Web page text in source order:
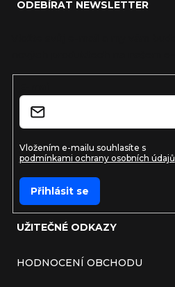
UŽITEČNÉ ODKAZY
HODNOCENÍ OBCHODU
ODEBÍRAT NEWSLETTER
Vložením e-mailu souhlasíte s
podmínkami ochrany osobních údajů
Přihlásit se